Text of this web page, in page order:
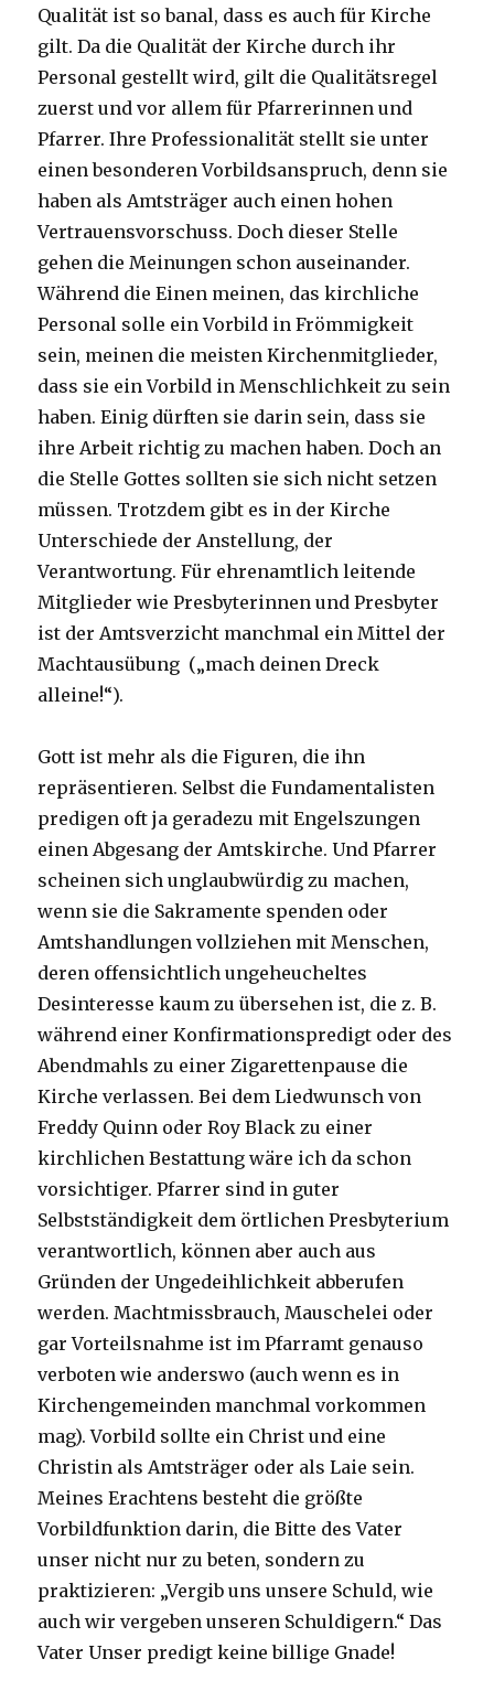
Qualität ist so banal, dass es auch für Kirche
gilt. Da die Qualität der Kirche durch ihr
Personal gestellt wird, gilt die Qualitätsregel
zuerst und vor allem für Pfarrerinnen und
Pfarrer. Ihre Professionalität stellt sie unter
einen besonderen Vorbildsanspruch, denn sie
haben als Amtsträger auch einen hohen
Vertrauensvorschuss. Doch dieser Stelle
gehen die Meinungen schon auseinander.
Während die Einen meinen, das kirchliche
Personal solle ein Vorbild in Frömmigkeit
sein, meinen die meisten Kirchenmitglieder,
dass sie ein Vorbild in Menschlichkeit zu sein
haben. Einig dürften sie darin sein, dass sie
ihre Arbeit richtig zu machen haben. Doch an
die Stelle Gottes sollten sie sich nicht setzen
müssen. Trotzdem gibt es in der Kirche
Unterschiede der Anstellung, der
Verantwortung. Für ehrenamtlich leitende
Mitglieder wie Presbyterinnen und Presbyter
ist der Amtsverzicht manchmal ein Mittel der
Machtausübung („mach deinen Dreck
alleine!“).
Gott ist mehr als die Figuren, die ihn
repräsentieren. Selbst die Fundamentalisten
predigen oft ja geradezu mit Engelszungen
einen Abgesang der Amtskirche. Und Pfarrer
scheinen sich unglaubwürdig zu machen,
wenn sie die Sakramente spenden oder
Amtshandlungen vollziehen mit Menschen,
deren offensichtlich ungeheucheltes
Desinteresse kaum zu übersehen ist, die z. B.
während einer Konfirmationspredigt oder des
Abendmahls zu einer Zigarettenpause die
Kirche verlassen. Bei dem Liedwunsch von
Freddy Quinn oder Roy Black zu einer
kirchlichen Bestattung wäre ich da schon
vorsichtiger. Pfarrer sind in guter
Selbstständigkeit dem örtlichen Presbyterium
verantwortlich, können aber auch aus
Gründen der Ungedeihlichkeit abberufen
werden. Machtmissbrauch, Mauschelei oder
gar Vorteilsnahme ist im Pfarramt genauso
verboten wie anderswo (auch wenn es in
Kirchengemeinden manchmal vorkommen
mag). Vorbild sollte ein Christ und eine
Christin als Amtsträger oder als Laie sein.
Meines Erachtens besteht die größte
Vorbildfunktion darin, die Bitte des Vater
unser nicht nur zu beten, sondern zu
praktizieren: „Vergib uns unsere Schuld, wie
auch wir vergeben unseren Schuldigern.“ Das
Vater Unser predigt keine billige Gnade!